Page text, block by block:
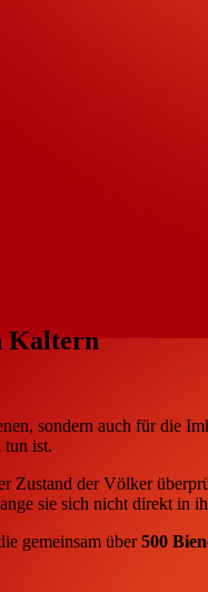
Kaltern
sondern auch für die
tun ist.
der Völker
sie sich nicht direkt in
gemeinsam über500